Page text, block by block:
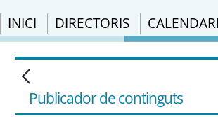
INICI DIRECTORIS CALENDARI
Subvencions:
d&#39;Administració de
específiques que han de
específics dels museus. -
Publicador de continguts